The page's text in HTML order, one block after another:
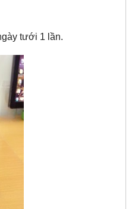
tưới 1 lần.